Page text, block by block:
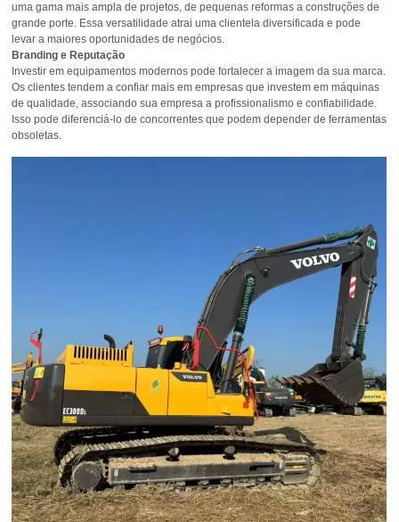
uma gama mais ampla de projetos, de pequenas reformas a construções de
grande porte. Essa versatilidade atrai uma clientela diversificada e pode
levar a maiores oportunidades de negócios.
Branding e Reputação
Investir em equipamentos modernos pode fortalecer a imagem da sua marca.
Os clientes tendem a confiar mais em empresas que investem em máquinas
de qualidade, associando sua empresa a profissionalismo e confiabilidade.
Isso pode diferenciá-lo de concorrentes que podem depender de ferramentas
obsoletas.